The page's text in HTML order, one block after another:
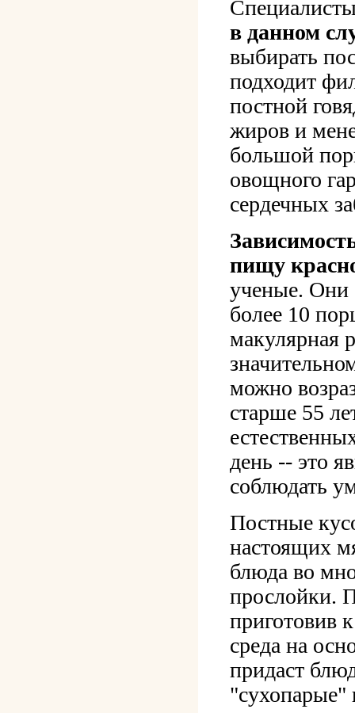
в данном
выбирать
подходит
постной
жиров и
большой
овощного
сердечных
пищу
ученые. Они
более 10
макулярная
можно
старше 55
день -- это
соблюдать
Постные
настоящих
блюда во
прослойки.
приготовив
среда на
придаст
"сухопарые"